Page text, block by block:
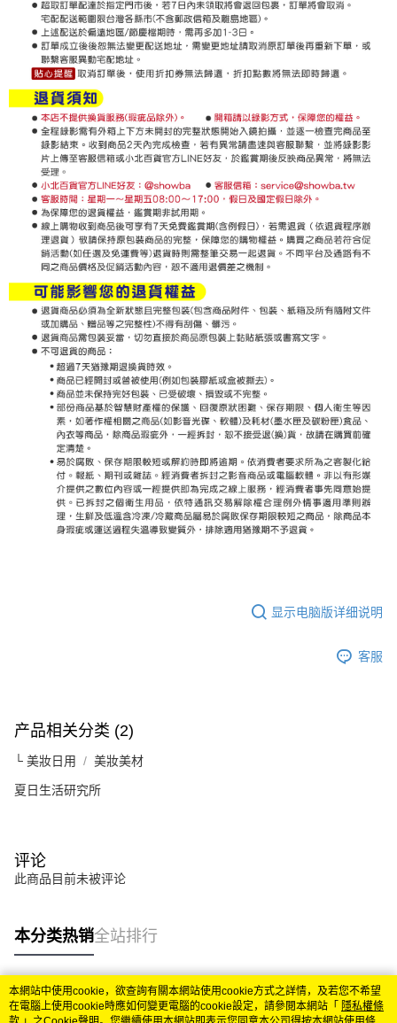
显示电脑版详细说明
客服
产品相关分类 (2)
└ 美妝日用 美妝美材
夏日生活研究所
评论
此商品目前未被评论
本分类热销全站排行
热门标签
本網站中使用cookie，欲查詢有關本網站使用cookie方式之詳情，及若您不希望
在電腦上使用cookie時應如何變更電腦的cookie設定，請參閱本網站「 隱私權條